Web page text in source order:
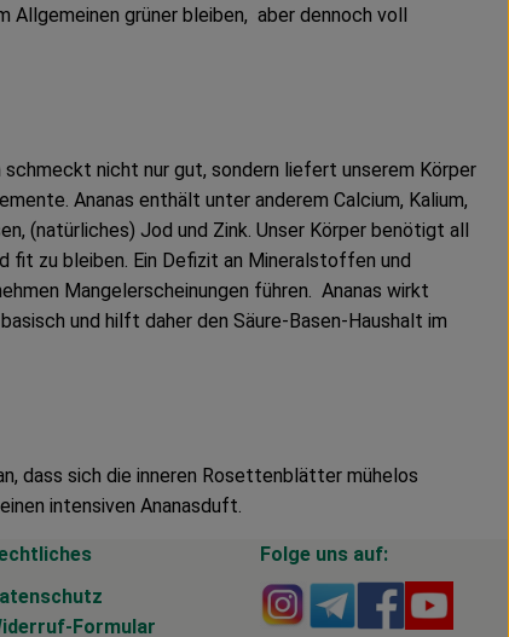
Allgemeinen grüner bleiben, aber dennoch voll
schmeckt nicht nur gut, sondern liefert unserem Körper
Ananas enthält unter anderem Calcium, Kalium,
(natürliches) Jod und Zink. Unser Körper benötigt all
fit zu bleiben. Ein Defizit an Mineralstoffen und
Mangelerscheinungen führen. Ananas wirkt
und hilft daher den Säure-Basen-Haushalt im
dass sich die inneren Rosettenblätter mühelos
intensiven Ananasduft.
Formular
Folge uns auf:
Externer Link zu
Externer Link
Externer